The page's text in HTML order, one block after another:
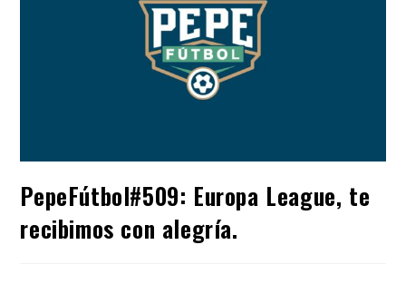
PepeFútbol#509: Europa League, te
recibimos con alegría.